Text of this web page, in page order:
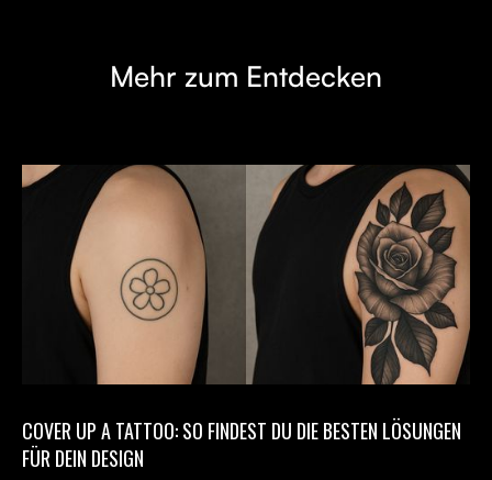
Mehr zum Entdecken
COVER UP A TATTOO: SO FINDEST DU DIE BESTEN LÖSUNGEN
FÜR DEIN DESIGN